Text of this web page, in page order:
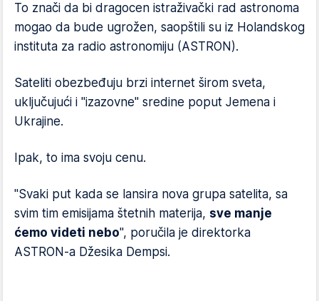
To znači da bi dragocen istraživački rad astronoma
mogao da bude ugrožen, saopštili su iz Holandskog
instituta za radio astronomiju (ASTRON).
Sateliti obezbeđuju brzi internet širom sveta,
uključujući i "izazovne" sredine poput Jemena i
Ukrajine.
Ipak, to ima svoju cenu.
"Svaki put kada se lansira nova grupa satelita, sa
svim tim emisijama štetnih materija, sve manje
ćemo videti nebo", poručila je direktorka
ASTRON-a Džesika Dempsi.